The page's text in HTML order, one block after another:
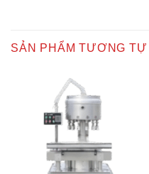
SẢN PHẨM TƯƠNG TỰ